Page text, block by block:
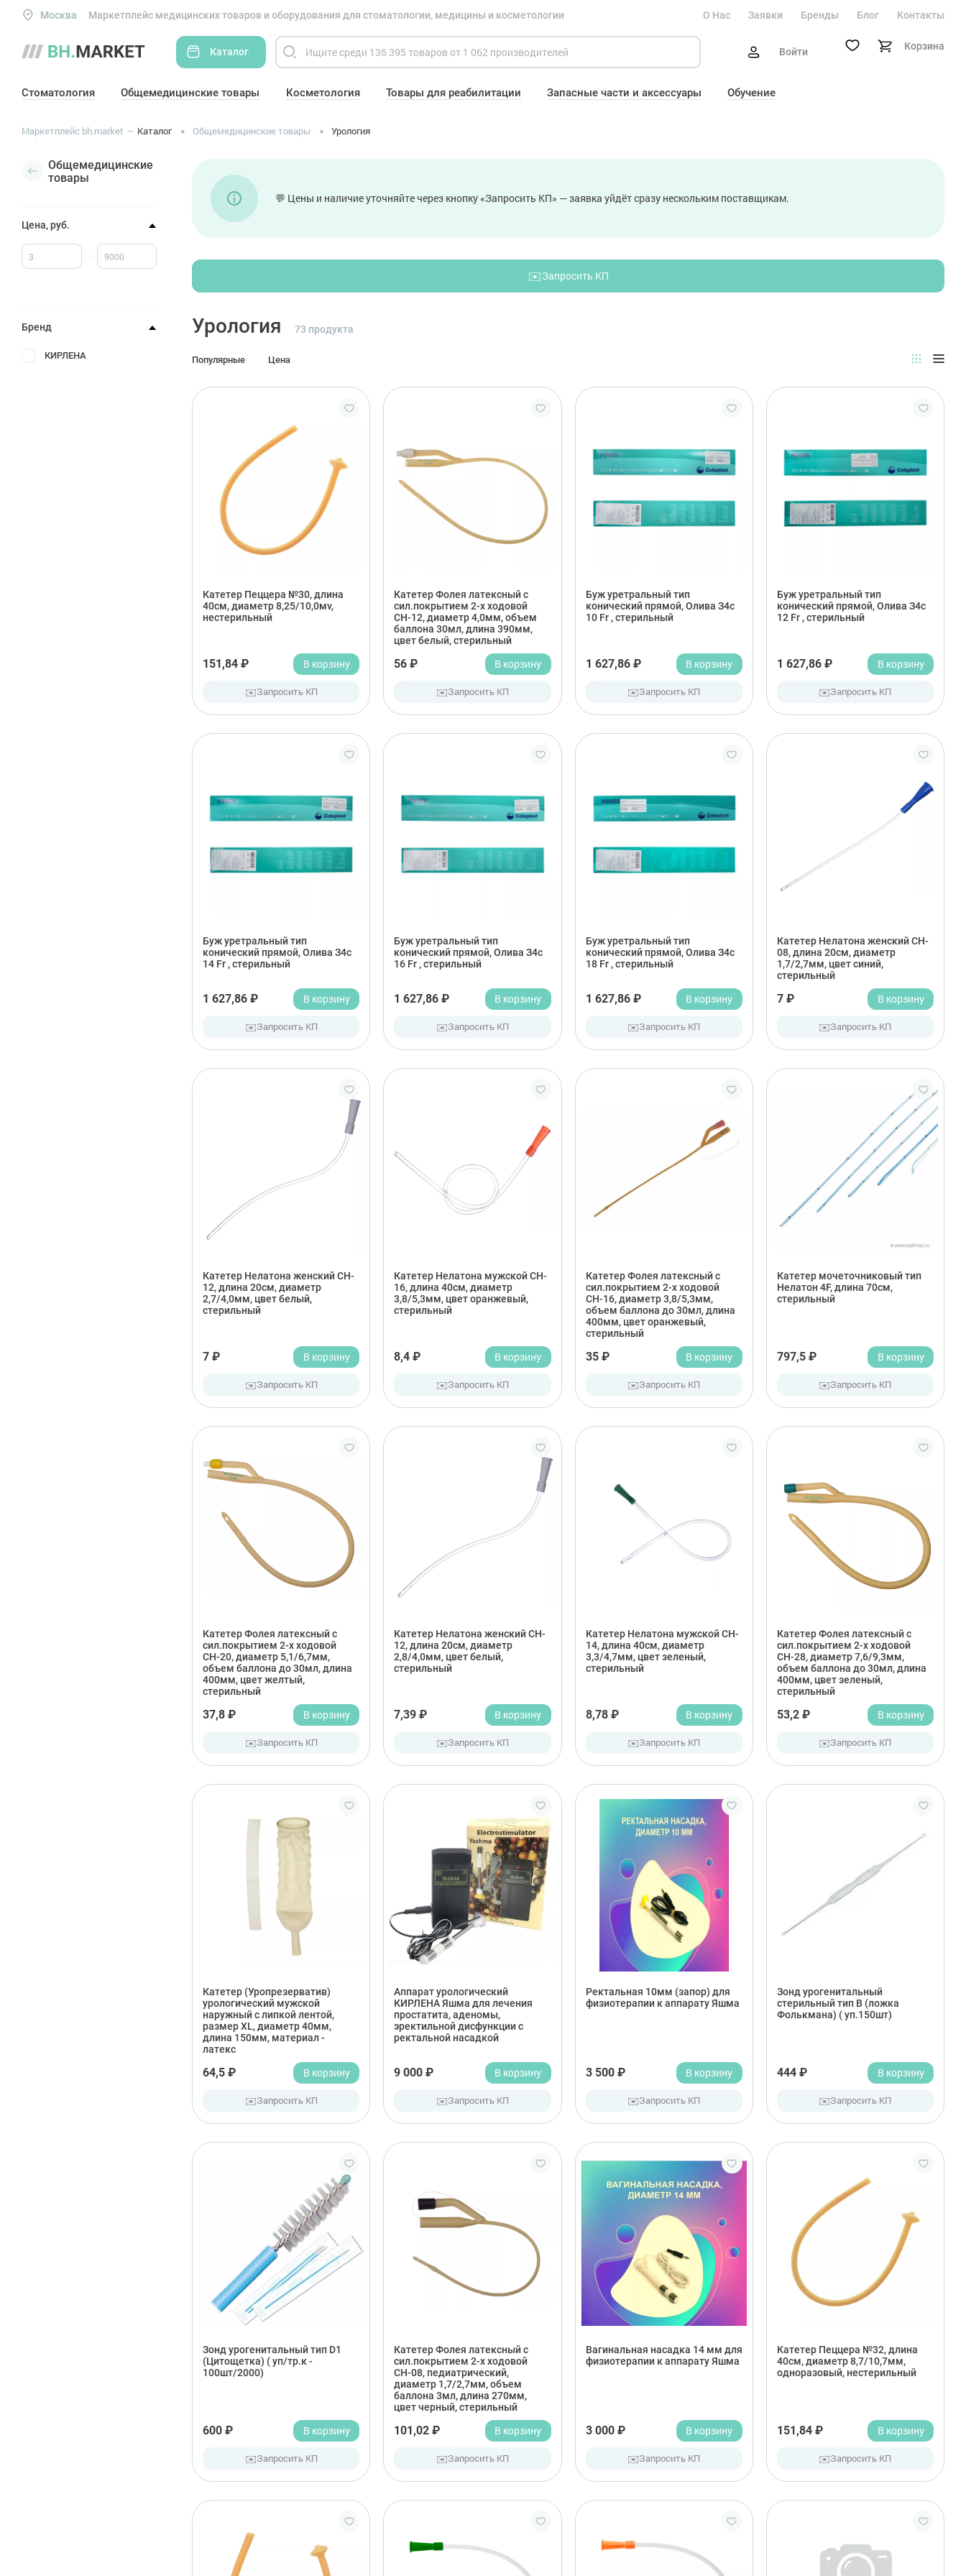
Москва Маркетплейс медицинских товаров и оборудования для стоматологии, медицины и косметологии О Нас Заявки Бренды Блог Контакты
Каталог Войти Корзина
Стоматология Общемедицинские товары Косметология Товары для реабилитации Запасные части и аксессуары Обучение
Маркетплейс bh.market Каталог Общемедицинские товары Урология
Общемедицинские
товары
Цена, руб.
Бренд
КИРЛЕНА
💬 Цены и наличие уточняйте через кнопку «Запросить КП» — заявка уйдёт сразу нескольким поставщикам.
✉️Запросить КП
Урология 73 продукта
Популярные Цена
Катетер Пеццера №30, длина
40см, диаметр 8,25/10,0мv,
нестерильный
151,84 ₽ В корзину
✉️Запросить КП
Катетер Фолея латексный с
сил.покрытием 2-х ходовой
СН-12, диаметр 4,0мм, объем
баллона 30мл, длина 390мм,
цвет белый, стерильный
56 ₽ В корзину
✉️Запросить КП
Буж уретральный тип
конический прямой, Олива З4с
10 Fr , стерильный
1 627,86 ₽ В корзину
✉️Запросить КП
Буж уретральный тип
конический прямой, Олива З4с
12 Fr , стерильный
1 627,86 ₽ В корзину
✉️Запросить КП
Буж уретральный тип
конический прямой, Олива З4с
14 Fr , стерильный
1 627,86 ₽ В корзину
✉️Запросить КП
Буж уретральный тип
конический прямой, Олива З4с
16 Fr , стерильный
1 627,86 ₽ В корзину
✉️Запросить КП
Буж уретральный тип
конический прямой, Олива З4с
18 Fr , стерильный
1 627,86 ₽ В корзину
✉️Запросить КП
Катетер Нелатона женский CH-
08, длина 20см, диаметр
1,7/2,7мм, цвет синий,
стерильный
7 ₽ В корзину
✉️Запросить КП
Катетер Нелатона женский CH-
12, длина 20см, диаметр
2,7/4,0мм, цвет белый,
стерильный
7 ₽ В корзину
✉️Запросить КП
Катетер Нелатона мужской CH-
16, длина 40см, диаметр
3,8/5,3мм, цвет оранжевый,
стерильный
8,4 ₽ В корзину
✉️Запросить КП
Катетер Фолея латексный с
сил.покрытием 2-х ходовой
СН-16, диаметр 3,8/5,3мм,
объем баллона до 30мл, длина
400мм, цвет оранжевый,
стерильный
35 ₽ В корзину
✉️Запросить КП
Катетер мочеточниковый тип
Нелатон 4F, длина 70см,
стерильный
797,5 ₽ В корзину
✉️Запросить КП
Катетер Фолея латексный с
сил.покрытием 2-х ходовой
СН-20, диаметр 5,1/6,7мм,
объем баллона до 30мл, длина
400мм, цвет желтый,
стерильный
37,8 ₽ В корзину
✉️Запросить КП
Катетер Нелатона женский CH-
12, длина 20см, диаметр
2,8/4,0мм, цвет белый,
стерильный
7,39 ₽ В корзину
✉️Запросить КП
Катетер Нелатона мужской CH-
14, длина 40см, диаметр
3,3/4,7мм, цвет зеленый,
стерильный
8,78 ₽ В корзину
✉️Запросить КП
Катетер Фолея латексный с
сил.покрытием 2-х ходовой
СН-28, диаметр 7,6/9,3мм,
объем баллона до 30мл, длина
400мм, цвет зеленый,
стерильный
53,2 ₽ В корзину
✉️Запросить КП
Катетер (Уропрезерватив)
урологический мужской
наружный с липкой лентой,
размер ХL, диаметр 40мм,
длина 150мм, материал -
латекс
64,5 ₽ В корзину
✉️Запросить КП
Аппарат урологический
КИРЛЕНА Яшма для лечения
простатита, аденомы,
эректильной дисфункции с
ректальной насадкой
9 000 ₽ В корзину
✉️Запросить КП
Ректальная 10мм (запор) для
физиотерапии к аппарату Яшма
3 500 ₽ В корзину
✉️Запросить КП
Зонд урогенитальный
стерильный тип В (ложка
Фолькмана) ( уп.150шт)
444 ₽ В корзину
✉️Запросить КП
Зонд урогенитальный тип D1
(Цитощетка) ( уп/тр.к -
100шт/2000)
600 ₽ В корзину
✉️Запросить КП
Катетер Фолея латексный с
сил.покрытием 2-х ходовой
СН-08, педиатрический,
диаметр 1,7/2,7мм, объем
баллона 3мл, длина 270мм,
цвет черный, стерильный
101,02 ₽ В корзину
✉️Запросить КП
Вагинальная насадка 14 мм для
физиотерапии к аппарату Яшма
3 000 ₽ В корзину
✉️Запросить КП
Катетер Пеццера №32, длина
40см, диаметр 8,7/10,7мм,
одноразовый, нестерильный
151,84 ₽ В корзину
✉️Запросить КП